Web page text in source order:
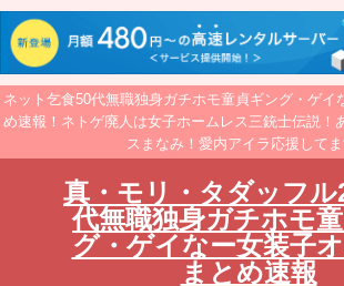
ネット乞食50代無職独身ガチホモ童貞ギング・ゲイ
め速報！ネトゲ廃人は女子ホームレス三銃士伝説！
スまなみ！愛内アイラ応援してま
真・モリ・タダッフル
代無職独身ガチホモ
グ・ゲイなー女装子
まとめ速報